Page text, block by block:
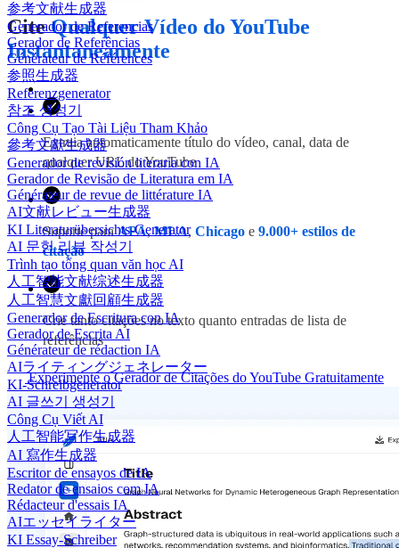
参考文献生成器
Generador de Referencias
Gerador de Referências
Générateur de Références
参照生成器
Referenzgenerator
참조 생성기
Công Cụ Tạo Tài Liệu Tham Khảo
參考文獻生成器
Generador de revisión literaria con IA
Gerador de Revisão de Literatura em IA
Générateur de revue de littérature IA
AI文献レビュー生成器
KI Literaturübersichts-Generator
AI 문헌 리뷰 작성기
Trình tạo tổng quan văn học AI
人工智能文献综述生成器
人工智慧文獻回顧生成器
Generador de Escritura con IA
Gerador de Escrita AI
Générateur de rédaction IA
AIライティングジェネレーター
KI-Schreibgenerator
AI 글쓰기 생성기
Công Cụ Viết AI
人工智能写作生成器
AI 寫作生成器
Escritor de ensayos de IA
Redator de ensaios com IA
Rédacteur d'essais IA
AIエッセイライター
KI Essay-Schreiber
CiteQualquer Vídeo do YouTube
Instantaneamente
Extraia automaticamente título do vídeo, canal, data de
qualquer URL do YouTube
Suporte paraAPA,MLA, Chicago e 9.000+ estilos de
citação
Crie tanto citações no texto quanto entradas de lista de
referências
Experimente o Gerador de Citações do YouTube Gratuitamente